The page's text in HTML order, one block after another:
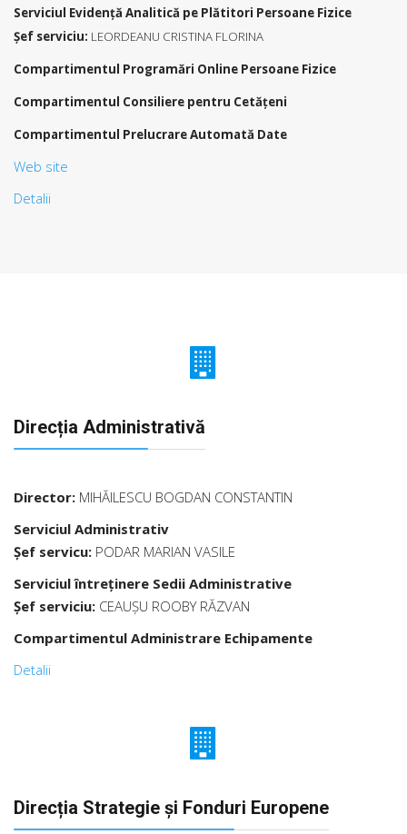
Serviciul Evidenţă Analitică pe Plătitori Persoane Fizice
Şef serviciu: LEORDEANU CRISTINA FLORINA
Compartimentul Programări Online Persoane Fizice
Compartimentul Consiliere pentru Cetăţeni
Compartimentul Prelucrare Automată Date
Web site
Detalii
Direcția Administrativă
Director: MIHĂILESCU BOGDAN CONSTANTIN
Serviciul Administrativ
Șef servicu: PODAR MARIAN VASILE
Serviciul întreţinere Sedii Administrative
Șef serviciu: CEAUȘU ROOBY RĂZVAN
Compartimentul Administrare Echipamente
Detalii
Direcția Strategie şi Fonduri Europene